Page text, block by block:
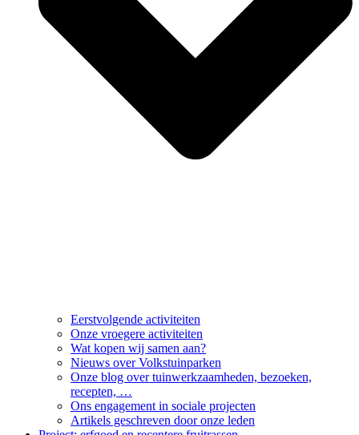
Eerstvolgende activiteiten
Onze vroegere activiteiten
Wat kopen wij samen aan?
Nieuws over Volkstuinparken
Onze blog over tuinwerkzaamheden, bezoeken,
recepten, …
Ons engagement in sociale projecten
Artikels geschreven door onze leden